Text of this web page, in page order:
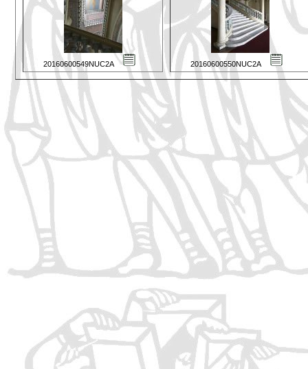
20160600549NUC2A 20160600550NUC2A